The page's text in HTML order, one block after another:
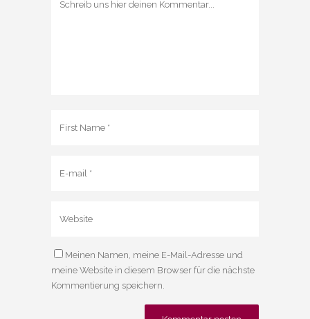
Meinen Namen, meine E-Mail-Adresse und
meine Website in diesem Browser für die nächste
Kommentierung speichern.